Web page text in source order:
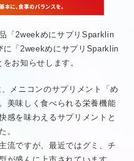
「2weekめにサプリSparklin
「2weekめにサプリSparklin
お知らせします。
メニコンのサプリメント「め
美味しく食べられる栄養機能
感を味わえるサプリメントと
。
流ですが、最近ではグミ、チ